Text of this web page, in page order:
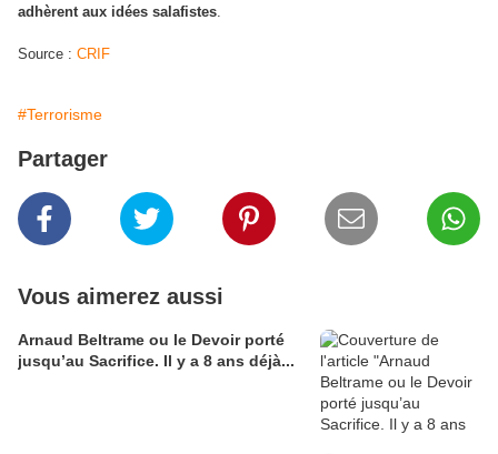
adhèrent aux idées salafistes.
Source : CRIF
#Terrorisme
Partager
Vous aimerez aussi
Arnaud Beltrame ou le Devoir porté
jusqu’au Sacrifice. Il y a 8 ans déjà...